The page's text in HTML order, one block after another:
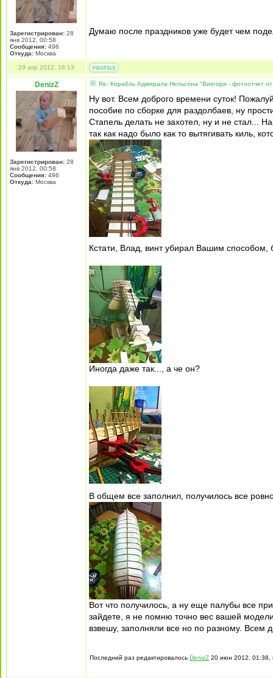
Зарегистрирован: 28
янв 2012, 00:58
Сообщения: 496
Откуда: Москва
Думаю после праздников уже будет чем
29 апр 2012, 16:13
DenizZ
Зарегистрирован: 28
янв 2012, 00:58
Сообщения: 496
Откуда: Москва
Re: Корабль Адмирала Нельсона "Виктори - фотоотчет от
Ну вот. Всем доброго времени суток!
пособие по сборке для раздолбаев, ну
Стапель делать не захотел, ну и не стал...
так как надо было как то вытягивать киль,
Кстати, Влад, винт убирал Вашим
Иногда даже так..., а че он?
В общем все заполнил, получилось все
Вот что получилось, а ну еще палубы все
зайдете, я не помню точно вес вашей
взвешу, заполняли все но по разному. Всем
Последний раз редактировалось DenizZ 20 июн 2012, 01:38,